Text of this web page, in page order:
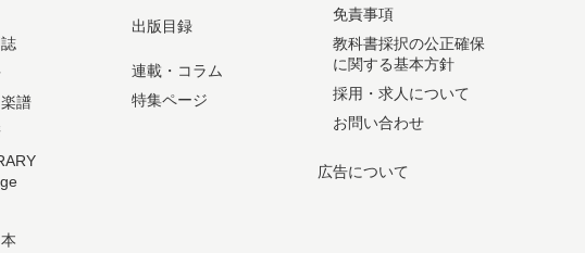
譜
出版目録
連載・コラム
特集ページ
免責事項
教科書採択の公正確保
に関する基本方針
採用・求人について
お問い合わせ
広告について